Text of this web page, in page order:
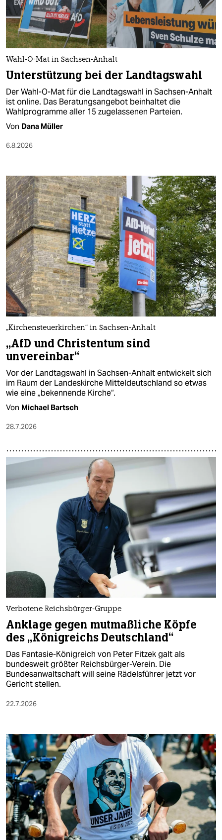
nord
wahrheit
verlag
verlag
veranstaltungen
shop
fragen & hilfe
abo
genossenschaft
epaper login
Wahl-O-Mat in Sachsen-Anhalt
Unterstützung bei der Landtagswahl
Der Wahl-O-Mat für die Landtagswahl in Sachsen-Anhalt
ist online. Das Beratungsangebot beinhaltet die
Wahlprogramme aller 15 zugelassenen Parteien.
Von Dana Müller
6.8.2026
„Kirchensteuerkirchen“ in Sachsen-Anhalt
„AfD und Christentum sind
unvereinbar“
Vor der Landtagswahl in Sachsen-Anhalt entwickelt sich
im Raum der Landeskirche Mitteldeutschland so etwas
wie eine „bekennende Kirche“.
Von Michael Bartsch
28.7.2026
Verbotene Reichsbürger-Gruppe
Anklage gegen mutmaßliche Köpfe
des „Königreichs Deutschland“
Das Fantasie-Königreich von Peter Fitzek galt als
bundesweit größter Reichsbürger-Verein. Die
Bundesanwaltschaft will seine Rädelsführer jetzt vor
Gericht stellen.
22.7.2026